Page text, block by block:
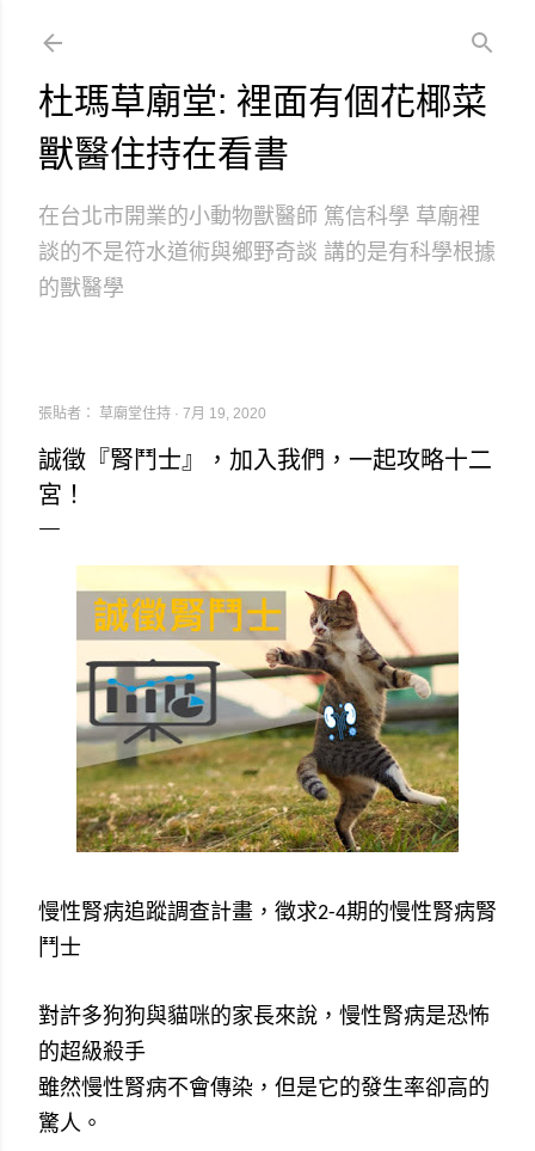
杜瑪草廟堂: 裡面有個花椰菜
獸醫住持在看書
在台北市開業的小動物獸醫師 篤信科學 草廟裡
談的不是符水道術與鄉野奇談 講的是有科學根據
的獸醫學
張貼者： 草廟堂住持 7月 19, 2020
誠徵『腎鬥士』，加入我們，一起攻略十二
宮！
慢性腎病追蹤調查計畫，徵求2-4期的慢性腎病腎
鬥士
對許多狗狗與貓咪的家長來說，慢性腎病是恐怖
的超級殺手
雖然慢性腎病不會傳染，但是它的發生率卻高的
驚人。